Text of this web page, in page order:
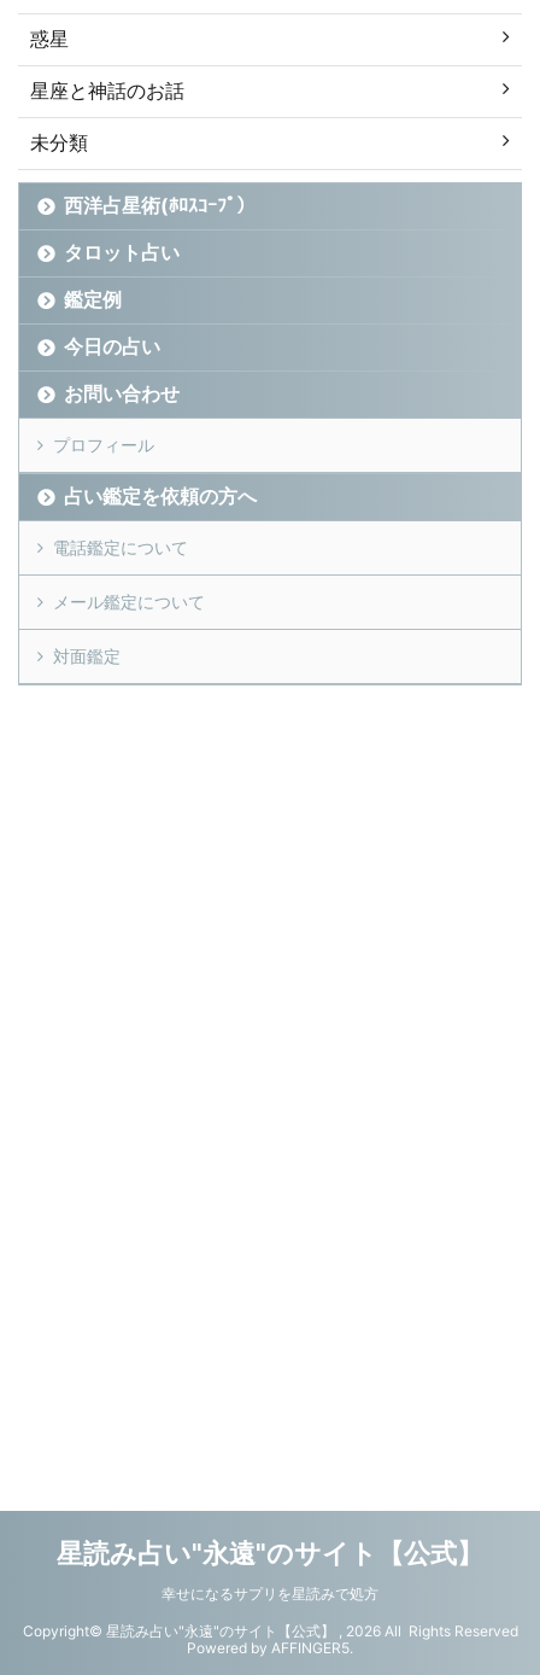
惑星
星座と神話のお話
未分類
西洋占星術(ﾎﾛｽｺｰﾌﾟ）
タロット占い
鑑定例
今日の占い
お問い合わせ
プロフィール
占い鑑定を依頼の方へ
電話鑑定について
メール鑑定について
対面鑑定
星読み占い"永遠"のサイト【公式】
幸せになるサプリを星読みで処方
Copyright© 星読み占い"永遠"のサイト【公式】 , 2026 All Rights Reserved
Powered by AFFINGER5.